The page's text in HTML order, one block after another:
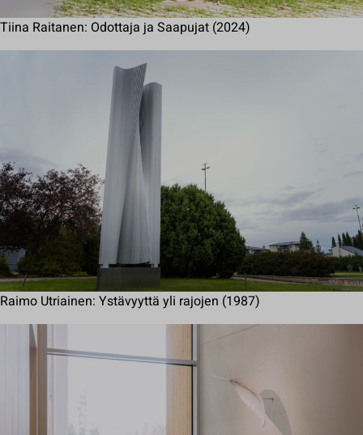
Tiina Raitanen: Odottaja ja Saapujat (2024)
Raimo Utriainen: Ystävyyttä yli rajojen (1987)